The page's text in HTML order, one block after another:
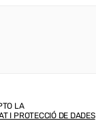
LA
I PROTECCIÓ DE DADES